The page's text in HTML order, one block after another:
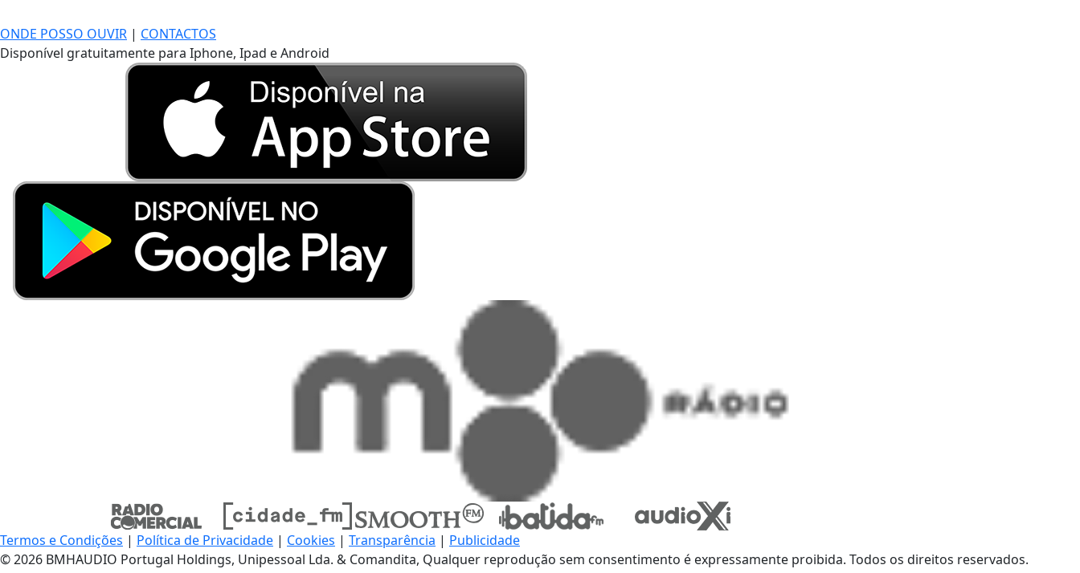
ONDE POSSO OUVIR | CONTACTOS
Disponível gratuitamente para Iphone, Ipad e Android
Termos e Condições | Política de Privacidade | Cookies | Transparência | Publicidade
© 2026 BMHAUDIO Portugal Holdings, Unipessoal Lda. & Comandita, Qualquer reprodução sem consentimento é expressamente proibida. Todos os direitos reservados.